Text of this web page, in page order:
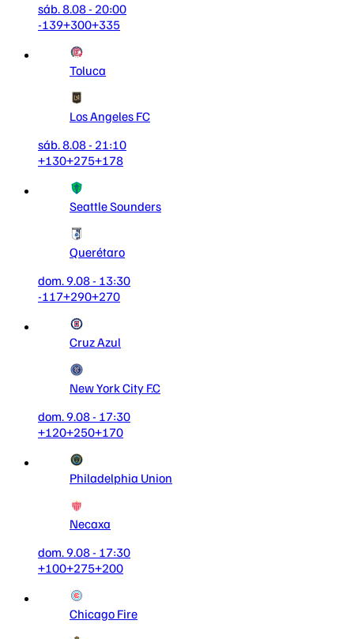
sáb. 8.08 - 20:00
-139+300+335
Toluca
Los Angeles FC
sáb. 8.08 - 21:10
+130+275+178
Seattle Sounders
Querétaro
dom. 9.08 - 13:30
-117+290+270
Cruz Azul
New York City F.C
dom. 9.08 - 17:30
+120+250+170
Philadelphia Union
Necaxa
dom. 9.08 - 17:30
+100+275+200
Chicago Fire